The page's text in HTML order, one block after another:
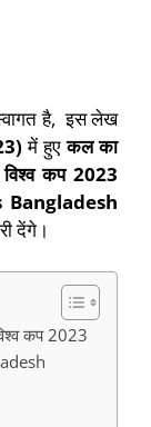
है, इस लेख
में हुएकल का
कप 2023
देंगे।
कप 2023